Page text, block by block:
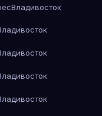
Владивосток